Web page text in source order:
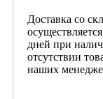
Доставка со
дней при
отсутствии
наших